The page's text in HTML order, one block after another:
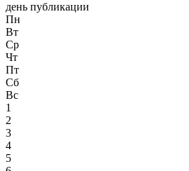
день публикации
Пн
Вт
Ср
Чт
Пт
Сб
Вс
1
2
3
4
5